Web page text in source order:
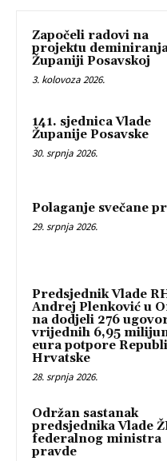
Započeli radovi na
projektu
Županiji Posavskoj
3. kolovoza 2026.
141. sjednica Vlade
Županije Posavske
30. srpnja 2026.
Polaganje svečane
29. srpnja 2026.
Predsjednik Vlade
Andrej Plenković u
na dodjeli 276
vrijednih 6,95
eura potpore
Hrvatske
28. srpnja 2026.
Održan sastanak
predsjednika Vlade
federalnog ministra
pravde